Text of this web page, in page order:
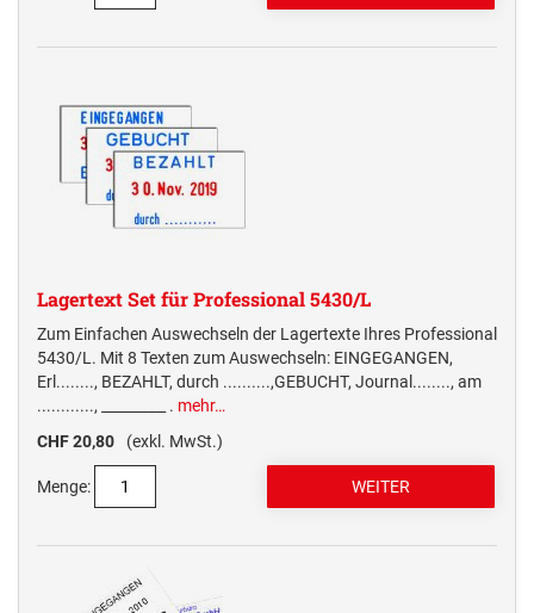
Lagertext Set für Professional 5430/L
Zum Einfachen Auswechseln der Lagertexte Ihres Professional
5430/L. Mit 8 Texten zum Auswechseln: EINGEGANGEN,
Erl........, BEZAHLT, durch ..........,GEBUCHT, Journal........, am
............, _________ . mehr…
CHF 20,80
(exkl. MwSt.)
Menge: